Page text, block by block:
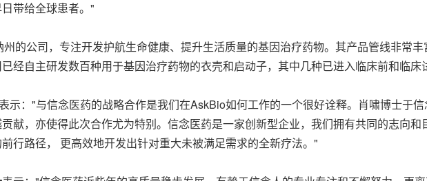
带给全球患者。"
的公司，专注开发护航生命健康、提升生活质量的基因治疗药物。其产品管线非常
经自主研发数百种用于基因治疗药物的衣壳和启动子，其中几种已进入临床前和临床
示："与信念医药的战略合作是我们在AskBio如何工作的一个很好诠释。肖啸博士于
献，亦使得此次合作尤为特别。信念医药是一家创新型企业，我们拥有共同的志向
行路径， 更高效地开发出针对重大未被满足需求的全新疗法。"